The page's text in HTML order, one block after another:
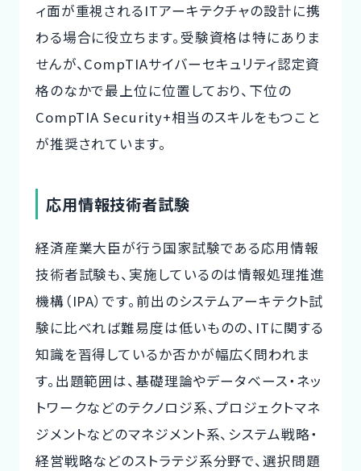
ィ面が重視されるITアーキテクチャの設計に携
わる場合に役立ちます。受験資格は特にありま
せんが、CompTIAサイバーセキュリティ認定資
格のなかで最上位に位置しており、下位の
CompTIA Security+相当のスキルをもつこと
が推奨されています。
応用情報技術者試験
経済産業大臣が行う国家試験である応用情報
技術者試験も、実施しているのは情報処理推進
機構（IPA）です。前出のシステムアーキテクト試
験に比べれば難易度は低いものの、ITに関する
知識を習得しているか否かが幅広く問われま
す。出題範囲は、基礎理論やデータベース・ネッ
トワークなどのテクノロジ系、プロジェクトマネ
ジメントなどのマネジメント系、システム戦略・
経営戦略などのストラテジ系分野で、選択問題